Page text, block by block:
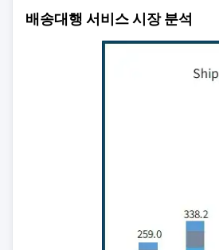
배송대행 서비스 시장 분석